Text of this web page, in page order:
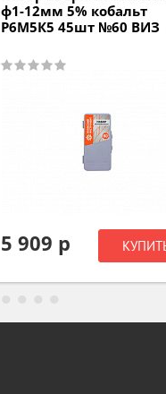
10x0,5мм HSS-G 19шт
D.BOR D-TD-338-HSS-
3 131 р